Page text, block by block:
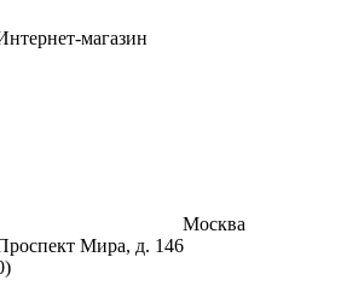
магазин
Москва
Мира, д. 146